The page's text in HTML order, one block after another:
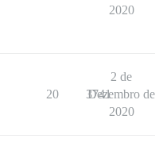
2020
20 3741
2 de
Dezembro de
2020